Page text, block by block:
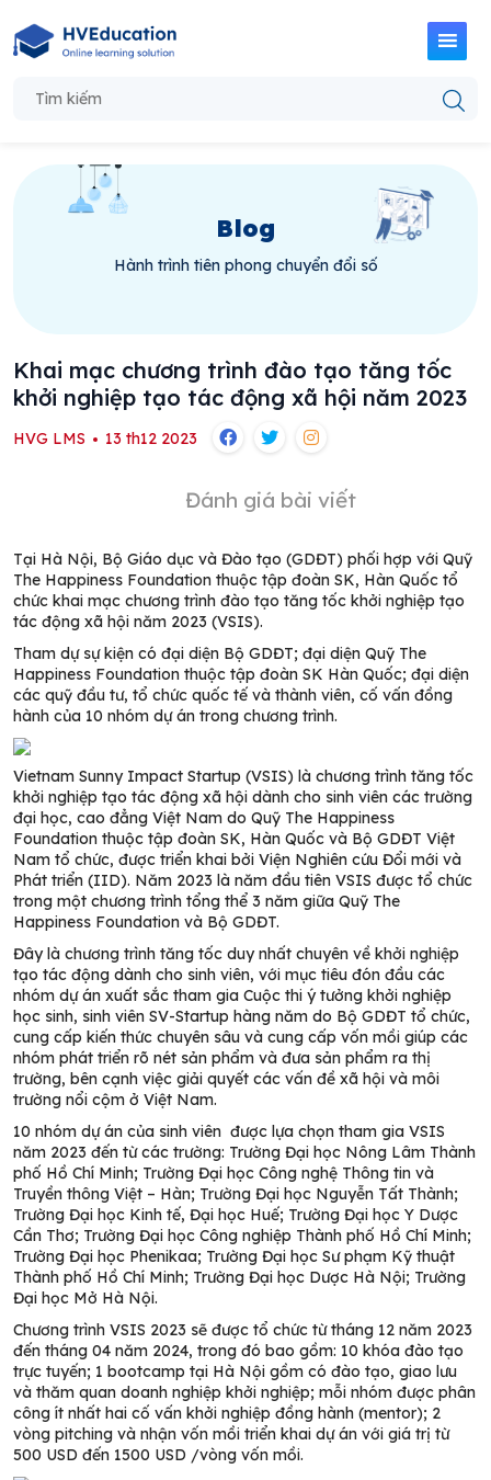
Blog
Hành trình tiên phong chuyển đổi số
Khai mạc chương trình đào tạo tăng tốc
khởi nghiệp tạo tác động xã hội năm 2023
HVG LMS 13 th12 2023
Đánh giá bài viết
Tại Hà Nội, Bộ Giáo dục và Đào tạo (GDĐT) phối hợp với Quỹ
The Happiness Foundation thuộc tập đoàn SK, Hàn Quốc tổ
chức khai mạc chương trình đào tạo tăng tốc khởi nghiệp tạo
tác động xã hội năm 2023 (VSIS).
Tham dự sự kiện có đại diện Bộ GDĐT; đại diện Quỹ The
Happiness Foundation thuộc tập đoàn SK Hàn Quốc; đại diện
các quỹ đầu tư, tổ chức quốc tế và thành viên, cố vấn đồng
hành của 10 nhóm dự án trong chương trình.
Vietnam Sunny Impact Startup (VSIS) là chương trình tăng tốc
khởi nghiệp tạo tác động xã hội dành cho sinh viên các trường
đại học, cao đẳng Việt Nam do Quỹ The Happiness
Foundation thuộc tập đoàn SK, Hàn Quốc và Bộ GDĐT Việt
Nam tổ chức, được triển khai bởi Viện Nghiên cứu Đổi mới và
Phát triển (IID). Năm 2023 là năm đầu tiên VSIS được tổ chức
trong một chương trình tổng thể 3 năm giữa Quỹ The
Happiness Foundation và Bộ GDĐT.
Đây là chương trình tăng tốc duy nhất chuyên về khởi nghiệp
tạo tác động dành cho sinh viên, với mục tiêu đón đầu các
nhóm dự án xuất sắc tham gia Cuộc thi ý tưởng khởi nghiệp
học sinh, sinh viên SV-Startup hàng năm do Bộ GDĐT tổ chức,
cung cấp kiến thức chuyên sâu và cung cấp vốn mồi giúp các
nhóm phát triển rõ nét sản phẩm và đưa sản phẩm ra thị
trường, bên cạnh việc giải quyết các vấn đề xã hội và môi
trường nổi cộm ở Việt Nam.
10 nhóm dự án của sinh viên được lựa chọn tham gia VSIS
năm 2023 đến từ các trường: Trường Đại học Nông Lâm Thành
phố Hồ Chí Minh; Trường Đại học Công nghệ Thông tin và
Truyền thông Việt – Hàn; Trường Đại học Nguyễn Tất Thành;
Trường Đại học Kinh tế, Đại học Huế; Trường Đại học Y Dược
Cần Thơ; Trường Đại học Công nghiệp Thành phố Hồ Chí Minh;
Trường Đại học Phenikaa; Trường Đại học Sư phạm Kỹ thuật
Thành phố Hồ Chí Minh; Trường Đại học Dược Hà Nội; Trường
Đại học Mở Hà Nội.
Chương trình VSIS 2023 sẽ được tổ chức từ tháng 12 năm 2023
đến tháng 04 năm 2024, trong đó bao gồm: 10 khóa đào tạo
trực tuyến; 1 bootcamp tại Hà Nội gồm có đào tạo, giao lưu
và thăm quan doanh nghiệp khởi nghiệp; mỗi nhóm được phân
công ít nhất hai cố vấn khởi nghiệp đồng hành (mentor); 2
vòng pitching và nhận vốn mồi triển khai dự án với giá trị từ
500 USD đến 1500 USD /vòng vốn mồi.